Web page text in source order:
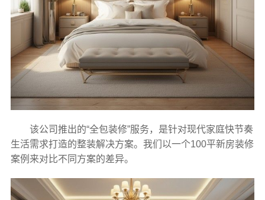
该公司推出的“全包装修”服务，是针对现代家庭快节奏
生活需求打造的整装解决方案。我们以一个100平新房装修
案例来对比不同方案的差异。